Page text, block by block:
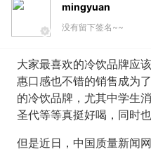
mingyuan
没有留下签名~~
大家最喜欢的冷饮品牌应
惠口感也不错的销售成为
的冷饮品牌，尤其中学生
圣代等等真挺好喝，同时
但是近日，中国质量新闻